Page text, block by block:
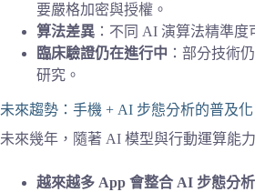
要嚴格加密與授權。
算法差異 ：不同 AI 演算法精準度
臨床驗證仍在進行中 ：部分技術
研究。
未來趨勢：手機 + AI 步態分析的普及化
未來幾年，隨著 AI 模型與行動運算能力
越來越多 App 會整合 AI 步態分